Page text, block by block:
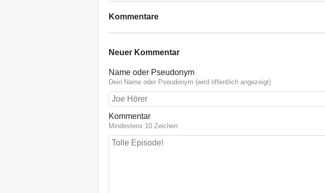
Kommentare
Neuer Kommentar
Name oder Pseudonym
Dein Name oder Pseudonym (wird öffentlich angezeigt)
Kommentar
Mindestens 10 Zeichen